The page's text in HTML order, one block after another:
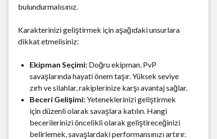
bulundurmalısınız.
Karakterinizi geliştirmek için aşağıdaki unsurlara
dikkat etmelisiniz:
Ekipman Seçimi:Doğru ekipman, PvP
savaşlarında hayati önem taşır. Yüksek seviye
zırh ve silahlar, rakiplerinize karşı avantaj sağlar.
Beceri Gelişimi:Yeteneklerinizi geliştirmek
için düzenli olarak savaşlara katılın. Hangi
becerilerinizi öncelikli olarak geliştireceğinizi
belirlemek, savaşlardaki performansınızı artırır.